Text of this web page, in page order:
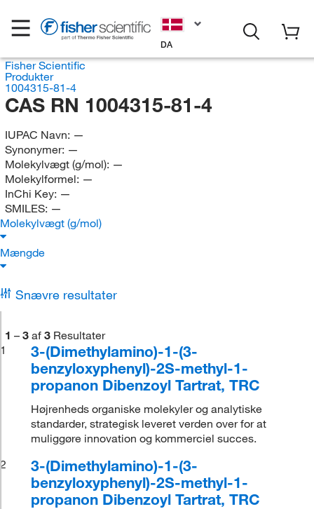
DA
Fisher Scientific
Produkter
1004315-81-4
CAS RN 1004315-81-4
IUPAC Navn: —
Synonymer: —
Molekylvægt (g/mol): —
Molekylformel: —
InChi Key: —
SMILES: —
Molekylvægt (g/mol)
Mængde
Snævre resultater
1 – 3 af 3 Resultater
1
3-(Dimethylamino)-1-(3-
benzyloxyphenyl)-2S-methyl-1-
propanon Dibenzoyl Tartrat, TRC
Højrenheds organiske molekyler og analytiske
standarder, strategisk leveret verden over for at
muliggøre innovation og kommerciel succes.
2
3-(Dimethylamino)-1-(3-
benzyloxyphenyl)-2S-methyl-1-
propanon Dibenzoyl Tartrat, TRC